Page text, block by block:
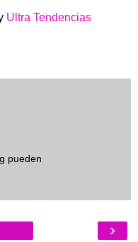
Ultra Tendencias
pueden
›